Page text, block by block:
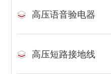
高压语音验电器
高压短路接地线